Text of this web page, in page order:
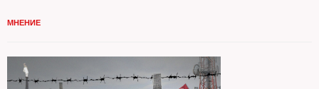
МНЕНИЕ